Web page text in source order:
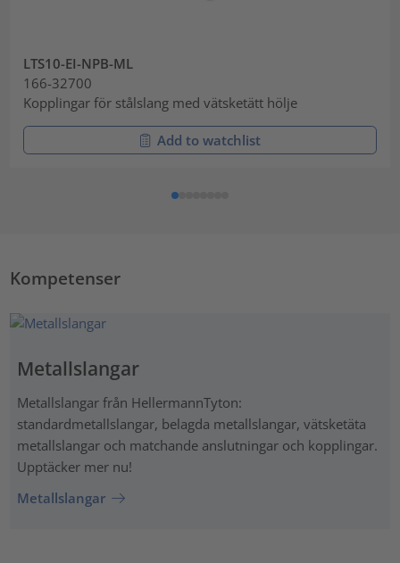
LTS10-EI-NPB-ML
166-32700
Kopplingar för stålslang med vätsketätt hölje
Add to watchlist
Kompetenser
Metallslangar
Metallslangar från HellermannTyton:
standardmetallslangar, belagda metallslangar, vätsketäta
metallslangar och matchande anslutningar och kopplingar.
Upptäcker mer nu!
Metallslangar